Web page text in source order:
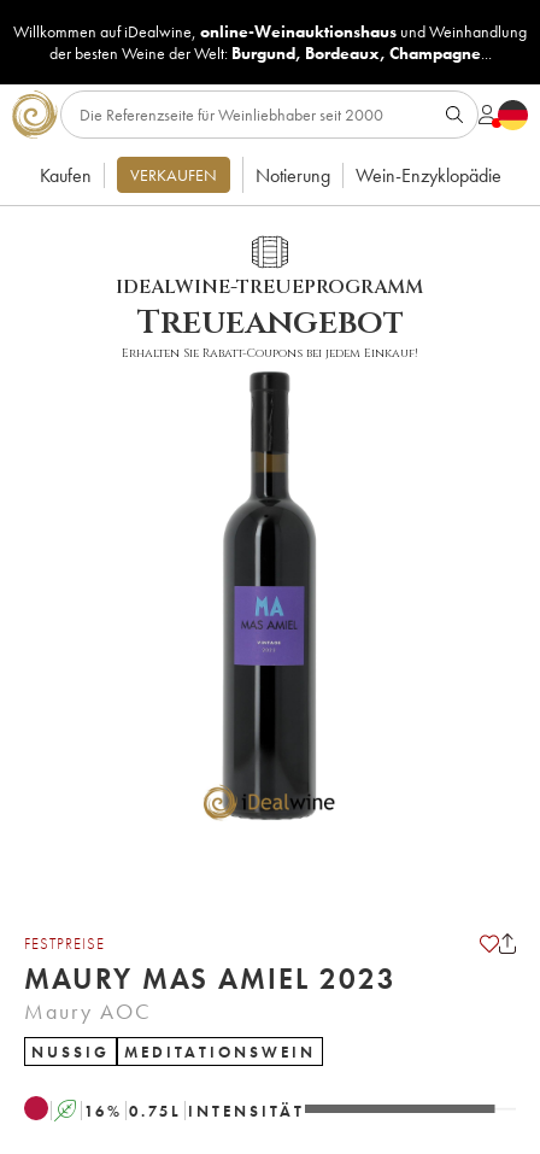
Willkommen auf iDealwine, online-Weinauktionshaus undWeinhandlung
der besten Weine der Welt: Burgund, Bordeaux, Champagne...
Kaufen VERKAUFEN Notierung Wein-Enzyklopädie
IDEALWINE-TREUEPROGRAMM
Treueangebot
Erhalten Sie Rabatt-Coupons bei jedem Einkauf!
FESTPREISE
MAURY MAS AMIEL 2023
Maury AOC
NUSSIG MEDITATIONSWEIN
A 16% 0.75 L INTENSITÄT